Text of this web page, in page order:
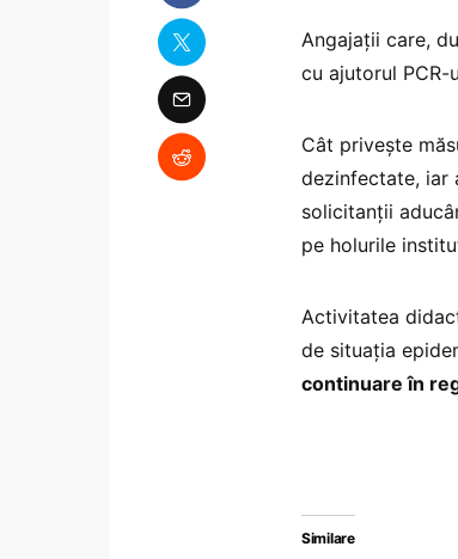
Angajaţii care,
cu ajutorul
Cât priveşte
dezinfectate, iar
solicitanţii
pe holurile
Activitatea
de situaţia
continuare în
Similare